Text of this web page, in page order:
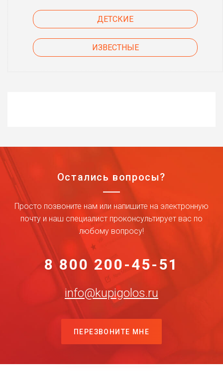
ДЕТСКИЕ
ИЗВЕСТНЫЕ
Остались вопросы?
Просто позвоните нам или напишите на электронную
почту и наш специалист проконсультирует вас по
любому вопросу!
8 800 200-45-51
info@kupigolos.ru
ПЕРЕЗВОНИТЕ МНЕ